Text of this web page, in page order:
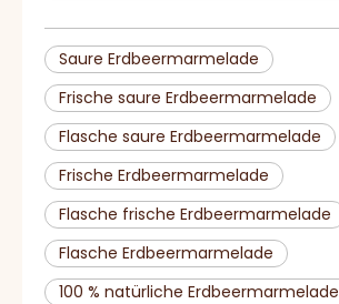
Saure Erdbeermarmelade
Frische saure Erdbeermarmelade
Flasche saure Erdbeermarmelade
Frische Erdbeermarmelade
Flasche frische Erdbeermarmelade
Flasche Erdbeermarmelade
100 % natürliche Erdbeermarmelade